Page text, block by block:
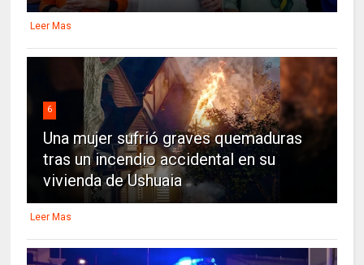
Leer Mas
6
Una mujer sufrió graves quemaduras
tras un incendio accidental en su
vivienda de Ushuaia
Leer Mas